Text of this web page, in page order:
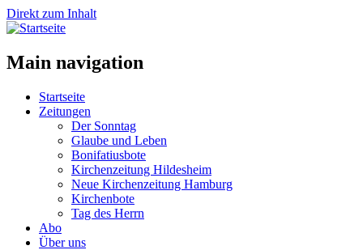
Direkt zum Inhalt
Main navigation
Startseite
Zeitungen
Der Sonntag
Glaube und Leben
Bonifatiusbote
Kirchenzeitung Hildesheim
Neue Kirchenzeitung Hamburg
Kirchenbote
Tag des Herrn
Abo
Über uns